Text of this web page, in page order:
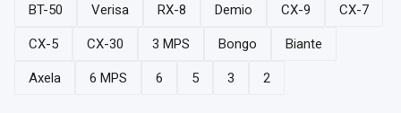
BT-50 Verisa RX-8 Demio CX-9 CX-7
CX-5 CX-30 3 MPS Bongo Biante
Axela 6 MPS 6 5 3 2